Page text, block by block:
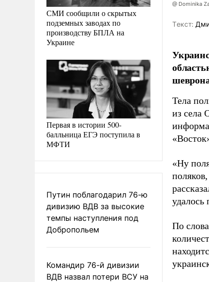
СМИ сообщили о скрытых
подземных заводах по
производству БПЛА на
Украине
Первая в истории 500-
балльница ЕГЭ поступила в
МФТИ
Путин поблагодарил 76-ю
дивизию ВДВ за высокие
темпы наступления под
Добропольем
Командир 76-й дивизии
ВДВ назвал потери ВСУ на
@ Dominika
Tекст:
Тела
из села
«Ну
удалось
По